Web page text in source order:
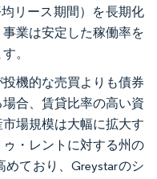
リース期間）を長期化
業は安定した稼働率を
。
機的な売買よりも債券
合、賃貸比率の高い資
場規模は大幅に拡大す
・レントに対する州の
ており、Greystarのシ